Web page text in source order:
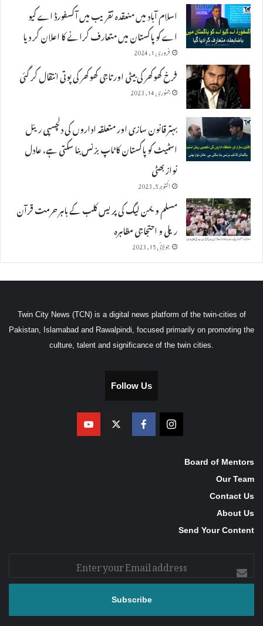
اسلام آباد میں منعقدہ تقریب میں آکسفورڈ اے کیو
اے کو پاکستان میں متعارف کرانے کا اعلان کر دیا
فروری 1, 2024
فرخ کھوکھر کی بیٹی اور تاجی کھوکھر کی پوتی انتقال کر گئی
جنوری 14, 2023
بہتر قانون سازی اور متعلقہ اداروں کی دلچسپی ریئل
اسٹیٹ کو پاکستان کا ٹاپ بزنس بنا سکتی ہے، عادل
نواز بھٹی
اکتوبر 5, 2023
مسلم ویمن لیگ کی پریس کلب کے باہر حرمت قرآن
ریلی و احتجاجی مظاہرہ
جولائی 15, 2023
Twin City News (TCN) is a digital news platform of the twin-cities of
Pakistan, Islamabad and Rawalpindi, focused primarily on promoting the
culture, talent and significance of the twin cities.
Follow Us
Board of Mentors
Our Team
Contact Us
About Us
Send Your Content
your
address